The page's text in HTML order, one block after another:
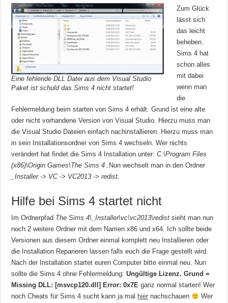
Eine fehlende DLL Datei aus dem Visual Studio
Paket ist schuld das Sims 4 nicht startet!
Zum Glück
lässt sich
das leicht
beheben.
Sims 4 hat
schon alles
mit dabei
wenn man
die
Fehlermeldung beim starten von Sims 4 erhält. Grund ist eine alte
oder nicht vorhandene Version von Visual Studio. Hierzu muss man
die Visual Studio Dateien einfach nachinstallieren. Hierzu muss man
in sein Installationsordner von Sims 4 wechseln. Wer nichts
verändert hat findet die Sims 4 Installation unter:C:\Program Files
(x86)\Origin Games\The Sims 4 . Nun wechselt man in den Ordner
_Installer -> VC -> VC2013 -> redist.
Hilfe bei Sims 4 startet nicht
Im Ordnerpfad The Sims 4\ _Installer\vc\vc2013\redist sieht man nun
noch 2 weitere Ordner mit dem Namen x86 und x64. Ich sollte beide
Versionen aus diesem Ordner einmal komplett neu Installieren oder
die Installation Reparieren lassen falls euch die Frage gestellt wird.
Nach der Installation startet euren Computer bitte einmal neu. Nun
sollte die Sims 4 ohne Fehlermeldung: Ungültige Lizenz. Grund =
Missing DLL: [msvcp120.dll] Error: 0x7Eganz normal starten! Wer
noch Cheats für Sims 4 sucht kann ja mal hier nachschauen
Wer